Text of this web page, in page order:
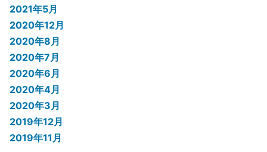
2021年5月
2020年12月
2020年8月
2020年7月
2020年6月
2020年4月
2020年3月
2019年12月
2019年11月